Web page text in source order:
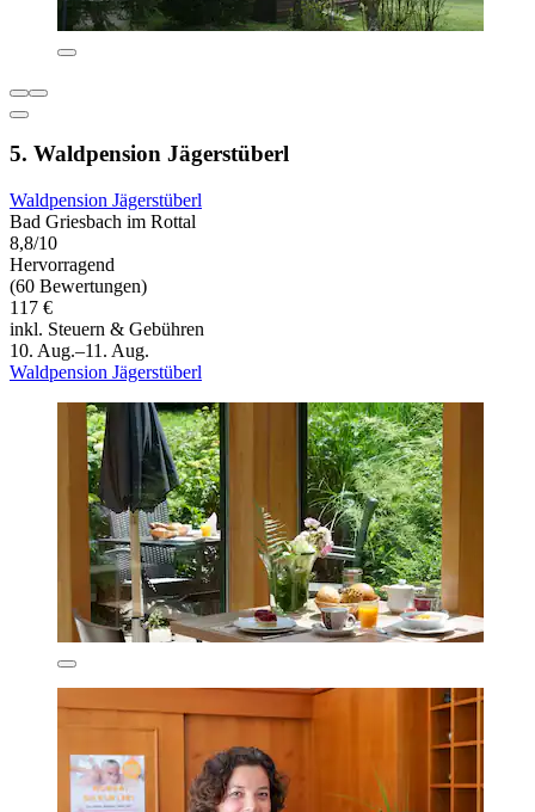
5. Waldpension Jägerstüberl
Waldpension Jägerstüberl
Bad Griesbach im Rottal
8,8/10
Hervorragend
(60 Bewertungen)
117 €
inkl. Steuern & Gebühren
10. Aug.–11. Aug.
Waldpension Jägerstüberl